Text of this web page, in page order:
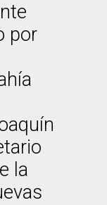
por
la